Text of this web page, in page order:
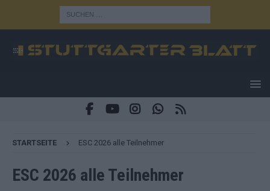
STARTSEITE ESC 2026 alle Teilnehmer
ESC 2026 alle Teilnehmer